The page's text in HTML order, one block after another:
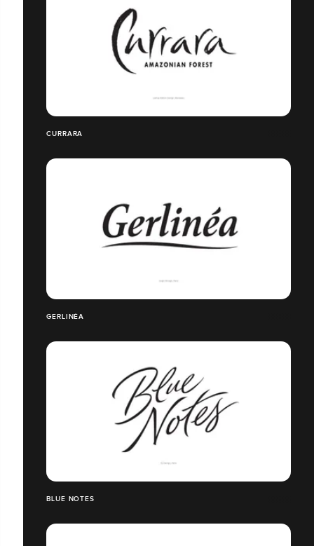
CURRARA
GERLINÉA
BLUE NOTES